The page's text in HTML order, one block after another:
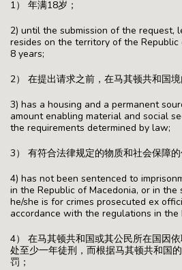
1） 年满18岁；
2) until the submission of the request,
resides on the territory of the
8 years;
2） 在提出请求之前，在马其顿共和国
3) has a housing and a permanent
amount enabling material and social
the requirements determined by law;
3） 有符合法律规定的物质和社会保障
4) has not been sentenced to
in the Republic of Macedonia, or in
he/she is for crimes prosecuted ex
accordance with the regulations in the
4） 在马其顿共和国或其公民所在国因
处至少一年徒刑，而根据马其顿共和国
罚；